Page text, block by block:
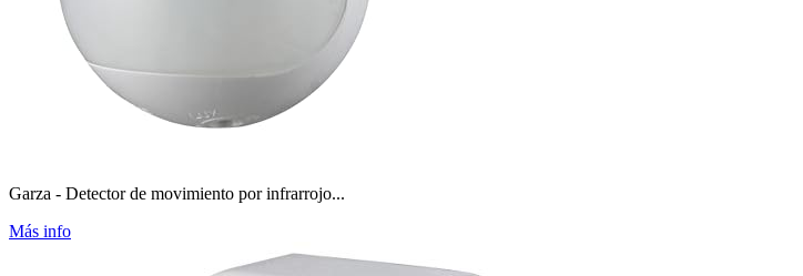
Garza - Detector de movimiento por infrarrojo...
Más info